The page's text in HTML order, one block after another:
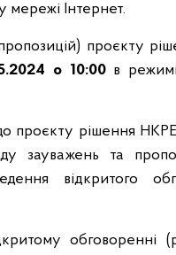
Інтернет.
проєкту
о 10:00 в
проєкту рішення
зауважень та
відкритого
обговоренні